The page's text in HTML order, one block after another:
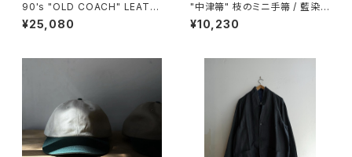
90's "OLD COACH" LEATH
ER SMALL BACKPACK mad
e in USA
¥25,080
"中津箒" 枝のミニ手箒 / 藍染
め糸 (約53㎝)
¥10,230